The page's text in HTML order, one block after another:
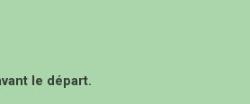
le départ.